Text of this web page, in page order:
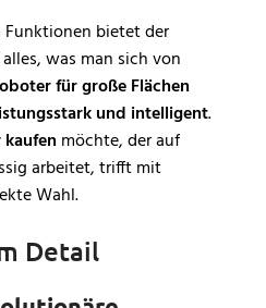
bietet der
was man sich von
für große Flächen
und intelligent.
möchte, der auf
arbeitet, trifft mit
Wahl.
Detail